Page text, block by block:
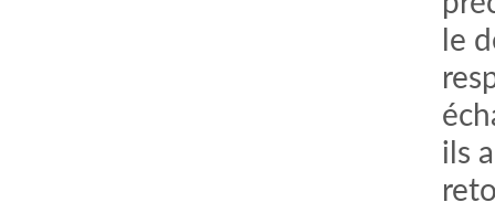
le
ils